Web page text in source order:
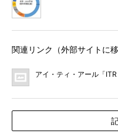
関連リンク（外部サイトに移
アイ・ティ・アール「